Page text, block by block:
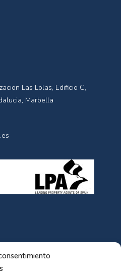
Las Lolas, Edificio C,
Marbella